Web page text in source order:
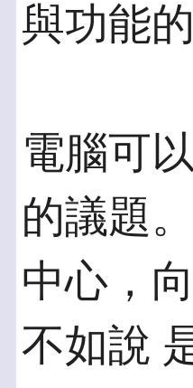
與功能
電腦可
的議題
中心，
不如說